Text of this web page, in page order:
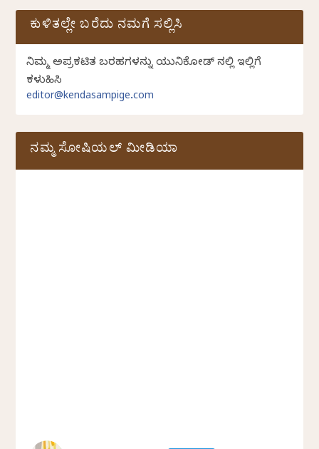
ಕುಳಿತಲ್ಲೇ ಬರೆದು ನಮಗೆ ಸಲ್ಲಿಸಿ
ನಿಮ್ಮ ಅಪ್ರಕಟಿತ ಬರಹಗಳನ್ನು ಯುನಿಕೋಡ್ ನಲ್ಲಿ ಇಲ್ಲಿಗೆ
ಕಳುಹಿಸಿ
editor@kendasampige.com
ನಮ್ಮ ಸೋಷಿಯಲ್‌ ಮೀಡಿಯಾ